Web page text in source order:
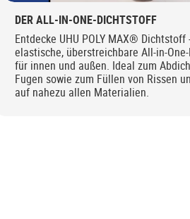
DER ALL-IN-ONE-DICHTSTOFF
Entdecke UHU POLY MAX® Dichtstoff
elastische, überstreichbare All-in-
für innen und außen. Ideal zum
Fugen sowie zum Füllen von Rissen
auf nahezu allen Materialien.